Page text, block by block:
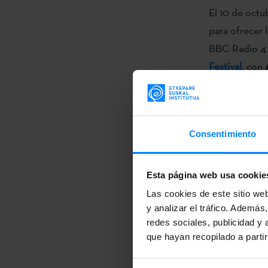
Consentimiento
Esta página web usa
Las cookies de este sitio
y analizar el tráfico.
redes sociales, publicidad y
que hayan recopilado a
El 10 de
para ofrecer
BBC Radio 4
Festival, con
la ayuda del
Para
Uribe estará
vascaIra
El escritor